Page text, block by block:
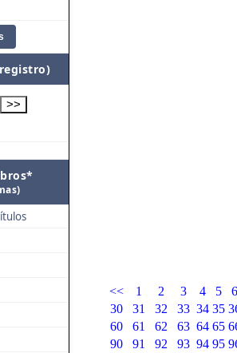
<< 1 2 3 4 5
6
30
31 32 33 34 35
60
61 62 63 64 65
90
91 92 93 94 95